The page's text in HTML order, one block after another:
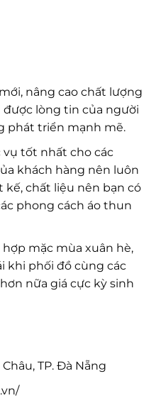
nâng cao chất lượng
được lòng tin của người
phát triển mạnh mẽ.
tốt nhất cho các
khách hàng nên luôn
chất liệu nên bạn có
phong cách áo thun
mặc mùa xuân hè,
khi phối đồ cùng các
nữa giá cực kỳ sinh
Châu, TP. Đà Nẵng